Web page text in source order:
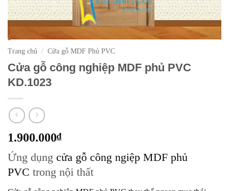
Trang chủ / Cửa gỗ MDF Phủ PVC
Cửa gỗ công nghiệp MDF phủ PVC
KD.1023
1.900.000₫
Ứng dụng cửa gỗ công ngiệp MDF phủ
PVC trong nội thất